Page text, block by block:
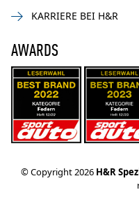
KARRIERE BEI H&R
AWARDS
© Copyright 2026 H&R